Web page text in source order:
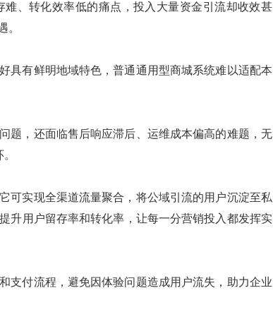
、转化效率低的痛点，投入大量资金引流却收效甚
。
具有鲜明地域特色，普通通用型商城系统难以适配本
题，还面临售后响应滞后、运维成本偏高的难题，无
可实现全渠道流量聚合，将公域引流的用户沉淀至私
升用户留存率和转化率，让每一分营销投入都发挥实
支付流程，避免因体验问题造成用户流失，助力企业